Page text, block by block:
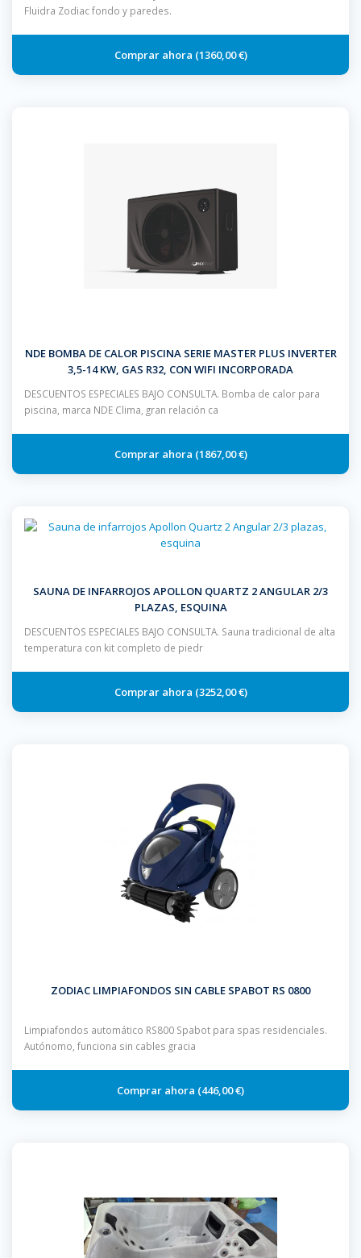
Fluidra Zodiac fondo y paredes.
1360,00 €
NDE BOMBA DE CALOR PISCINA SERIE MASTER PLUS INVERTER
3,5-14 KW, GAS R32, CON WIFI INCORPORADA
DESCUENTOS ESPECIALES BAJO CONSULTA. Bomba de calor para
piscina, marca NDE Clima, gran relación ca
1867,00 €
SAUNA DE INFARROJOS APOLLON QUARTZ 2 ANGULAR 2/3
PLAZAS, ESQUINA
DESCUENTOS ESPECIALES BAJO CONSULTA. Sauna tradicional de alta
temperatura con kit completo de piedr
3252,00 €
ZODIAC LIMPIAFONDOS SIN CABLE SPABOT RS 0800
Limpiafondos automático RS800 Spabot para spas residenciales.
Autónomo, funciona sin cables gracia
446,00 €